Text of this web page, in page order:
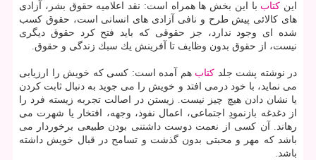
این كتاب با این بخش ها همراه است: نقد اعلامیه حقوق بشر، آزادی
های كالائی پیش طرح و نافی آزادی های انسانی است، حقوق كسب
شده ای وجود ندارد، جز حقوقی كه باید فتح كرد حقوق دیگری
نیست، از حقوق بدون وظایف تا آفرینش یك سبك زندگی و حقوق.
در نوشته پشت جلد كتاب هم آمده است: كسی كه خویش را ارزیابی
می نماید، با خود درمی افتد و خویش را می جوید به دنبال ثابت كردن
یا نشان دادن هیچ چیز نیست. زیستن در اصالت تجربه زیسته فرد را
از دغدغه بازنمودِ اجتماعی، اعمال نفوذ، وجهه، افتخار یا شهرت می
رهاند. آن كسی از نعمت دوست داشتنی بودن طبیعی برخوردار می
باشد كه مهر و محبتی بدون گذشت و تسامح در قبال خویش داشته
باشد.